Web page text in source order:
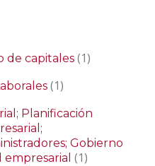
de capitales (1)
(1)
Planificación
Gobierno
(1)